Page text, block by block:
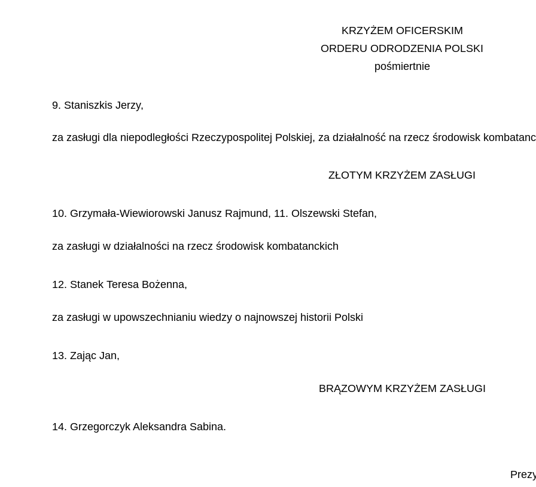
KRZYŻEM OFICERSKIM
ORDERU ODRODZENIA POLSKI
pośmiertnie
9. Staniszkis Jerzy,
za zasługi dla niepodległości Rzeczypospolitej Polskiej, za działalność na rzecz środowisk
ZŁOTYM KRZYŻEM ZASŁUGI
10. Grzymała-Wiewiorowski Janusz Rajmund, 11. Olszewski Stefan,
za zasługi w działalności na rzecz środowisk kombatanckich
12. Stanek Teresa Bożenna,
za zasługi w upowszechnianiu wiedzy o najnowszej historii Polski
13. Zając Jan,
BRĄZOWYM KRZYŻEM ZASŁUGI
14. Grzegorczyk Aleksandra Sabina.